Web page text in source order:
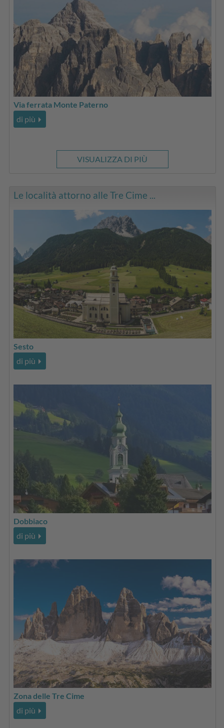
Via ferrata Monte Paterno
di più
VISUALIZZA DI PIÙ
Le località attorno alle Tre Cime ...
Sesto
di più
Dobbiaco
di più
Zona delle Tre Cime
di più